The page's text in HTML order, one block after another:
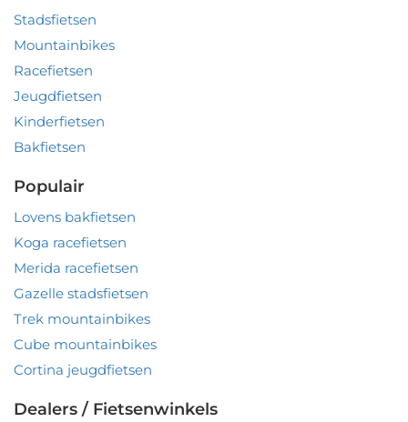
Stadsfietsen
Mountainbikes
Racefietsen
Jeugdfietsen
Kinderfietsen
Bakfietsen
Populair
Lovens bakfietsen
Koga racefietsen
Merida racefietsen
Gazelle stadsfietsen
Trek mountainbikes
Cube mountainbikes
Cortina jeugdfietsen
Dealers / Fietsenwinkels